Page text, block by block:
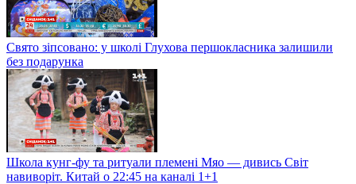
Свято зіпсовано: у школі Глухова першокласника залишили
без подарунка
Школа кунг-фу та ритуали племені Мяо — дивись Світ
навиворіт. Китай о 22:45 на каналі 1+1